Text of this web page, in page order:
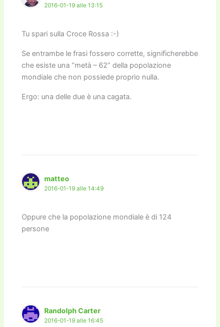
2016-01-19 alle 13:15
Tu spari sulla Croce Rossa :-)
Se entrambe le frasi fossero corrette, significherebbe
che esiste una “metà – 62” della popolazione
mondiale che non possiede proprio nulla.
Ergo: una delle due è una cagata.
matteo
2016-01-19 alle 14:49
Oppure che la popolazione mondiale è di 124
persone
Randolph Carter
2016-01-19 alle 16:45